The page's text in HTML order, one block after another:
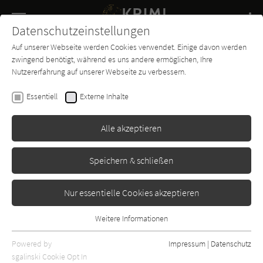
SUCHE
Buch-
Entdecker
Forum Charts
Anne Perry
Das Opfer von Angel Court
Erschienen: Januar 2016 Bibliogr. Angaben
Datenschutzeinstellungen
Auf unserer Webseite werden Cookies verwendet. Einige davon werden
zwingend benötigt, während es uns andere ermöglichen, Ihre
Nutzererfahrung auf unserer Webseite zu verbessern.
Essentiell Externe Inhalte
Alle akzeptieren
Speichern & schließen
Nur essentielle Cookies akzeptieren
Essentielle Cookies werden für grundlegende Funktionen der
Webseite benötigt. Dadurch ist gewährleistet, dass die Webseite
Weitere Informationen
Powered by
sgalinski Cookie Opt In
Impressum | Datenschutz